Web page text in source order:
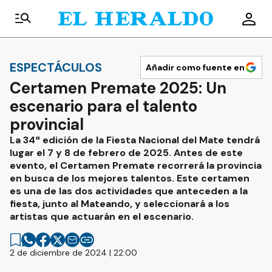
ESPECTÁCULOS Añadir como fuente en
Certamen Premate 2025: Un
escenario para el talento
provincial
La 34ª edición de la Fiesta Nacional del Mate tendrá
lugar el 7 y 8 de febrero de 2025. Antes de este
evento, el Certamen Premate recorrerá la provincia
en busca de los mejores talentos. Este certamen
es una de las dos actividades que anteceden a la
fiesta, junto al Mateando, y seleccionará a los
artistas que actuarán en el escenario.
2 de diciembre de 2024 | 22:00